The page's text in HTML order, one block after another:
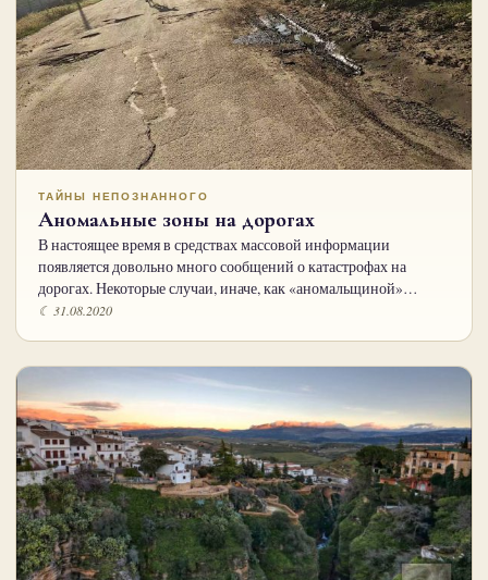
ТАЙНЫ НЕПОЗНАННОГО
Аномальные зоны на дорогах
В настоящее время в средствах массовой информации
появляется довольно много сообщений о катастрофах на
дорогах. Некоторые случаи, иначе, как «аномальщиной»…
☾ 31.08.2020